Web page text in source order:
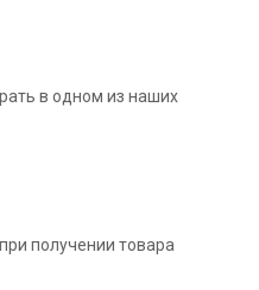
в одном из наших
получении товара